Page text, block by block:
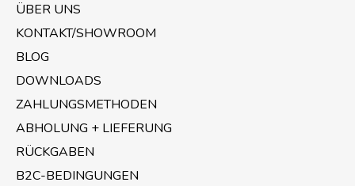
ÜBER UNS
KONTAKT/SHOWROOM
BLOG
DOWNLOADS
ZAHLUNGSMETHODEN
ABHOLUNG + LIEFERUNG
RÜCKGABEN
B2C-BEDINGUNGEN